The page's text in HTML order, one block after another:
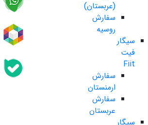
(عربستان)
سفارش
روسیه
سیگار
فیت
Fiit
سفارش
ارمنستان
سفارش
عربستان
سیگار